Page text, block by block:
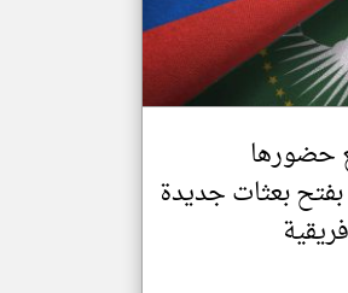
تغيير الدولة
اخبار جزر القمر على مدار الساعة
أهم اخبار جزر القمر العاجلة والمباشرة
حضورها
بفتح بعثات جديدة
klyoum.com